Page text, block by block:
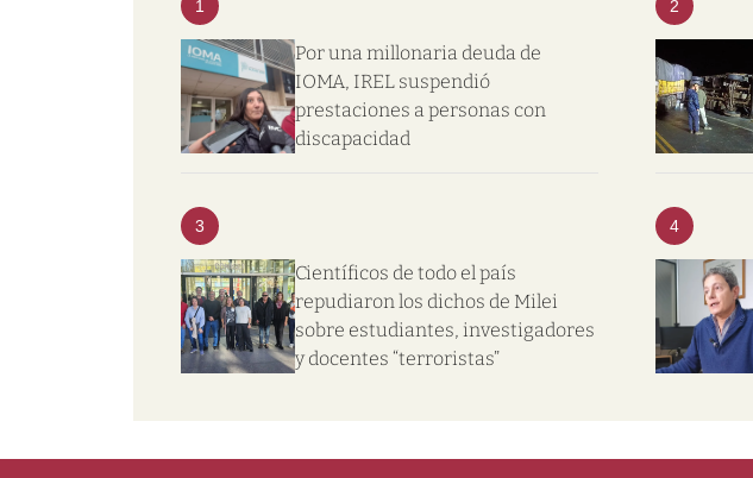
1
Por una millonaria deuda de
IOMA, IREL suspendió
prestaciones a personas con
discapacidad
2
3
Científicos de todo el país
repudiaron los dichos de Milei
sobre estudiantes, investigadores
y docentes “terroristas”
4